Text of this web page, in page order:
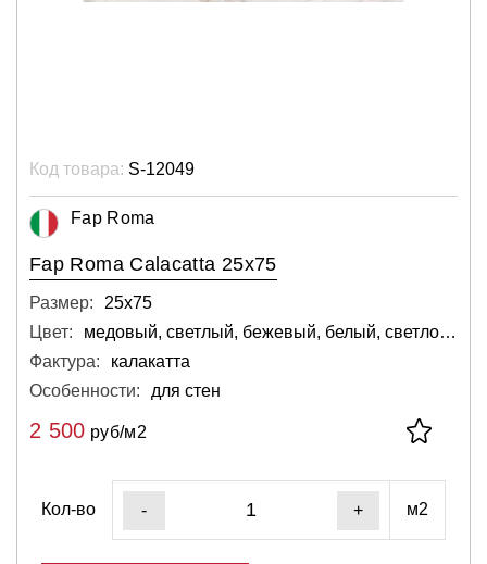
Код товара: S-12049
Fap Roma
Fap Roma Calacatta 25x75
Размер:
25х75
Цвет:
медовый, светлый, бежевый, белый, светло-серый
Фактура:
калакатта
Особенности:
для стен
2 500 руб/м2
Кол-во - + м2